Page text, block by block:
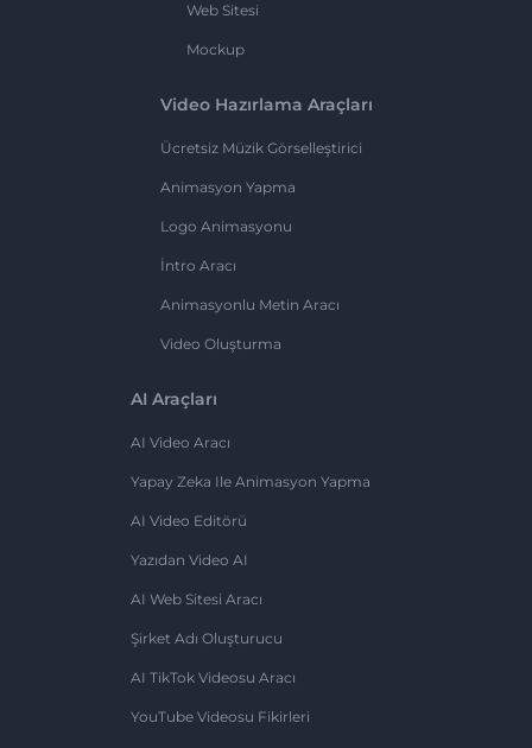
Web Sitesi
Mockup
Video Hazırlama Araçları
Ücretsiz Müzik Görselleştirici
Animasyon Yapma
Logo Animasyonu
İntro Aracı
Animasyonlu Metin Aracı
Video Oluşturma
AI Araçları
AI Video Aracı
Yapay Zeka Ile Animasyon Yapma
AI Video Editörü
Yazıdan Video AI
AI Web Sitesi Aracı
Şirket Adı Oluşturucu
AI TikTok Videosu Aracı
YouTube Videosu Fikirleri